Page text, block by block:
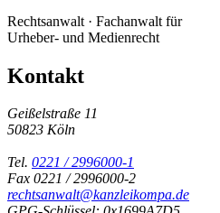
Rechtsanwalt · Fachanwalt für
Urheber- und Medienrecht
Kontakt
Geißelstraße 11
50823 Köln
Tel. 0221 / 2996000-1
Fax 0221 / 2996000-2
rechtsanwalt@kanzleikompa.de